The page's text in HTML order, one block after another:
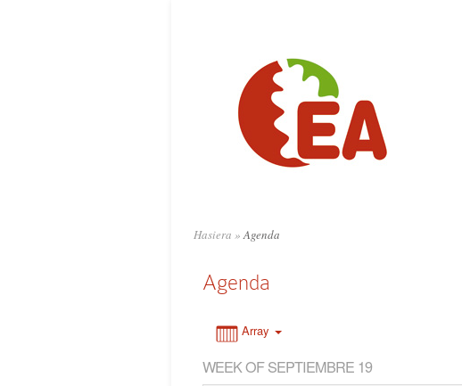
Hasiera »Agenda
Agenda
Array
WEEK OF SEPTIEMBRE 19
6:00